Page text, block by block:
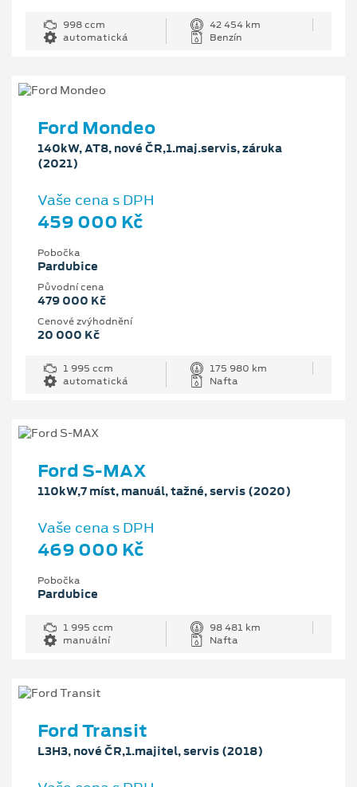
998 ccm
42 454 km
automatická
Benzín
Ford Mondeo
140kW, AT8, nové ČR,1.maj.servis, záruka
(2021)
Vaše cena s DPH
459 000 Kč
Pobočka
Pardubice
Původní cena
479 000 Kč
Cenové zvýhodnění
20 000 Kč
1 995 ccm
175 980 km
automatická
Nafta
Ford S-MAX
110kW,7 míst, manuál, tažné, servis (2020)
Vaše cena s DPH
469 000 Kč
Pobočka
Pardubice
1 995 ccm
98 481 km
manuální
Nafta
Ford Transit
L3H3, nové ČR,1.majitel, servis (2018)